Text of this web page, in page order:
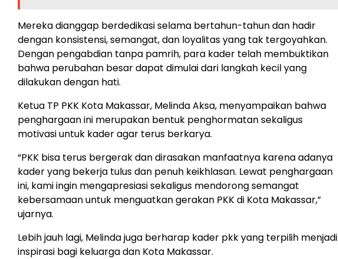
Mereka dianggap berdedikasi selama bertahun-tahun dan hadir
dengan konsistensi, semangat, dan loyalitas yang tak tergoyahkan.
Dengan pengabdian tanpa pamrih, para kader telah membuktikan
bahwa perubahan besar dapat dimulai dari langkah kecil yang
dilakukan dengan hati.
Ketua TP PKK Kota Makassar, Melinda Aksa, menyampaikan bahwa
penghargaan ini merupakan bentuk penghormatan sekaligus
motivasi untuk kader agar terus berkarya.
“PKK bisa terus bergerak dan dirasakan manfaatnya karena adanya
kader yang bekerja tulus dan penuh keikhlasan. Lewat penghargaan
ini, kami ingin mengapresiasi sekaligus mendorong semangat
kebersamaan untuk menguatkan gerakan PKK di Kota Makassar,”
ujarnya.
Lebih jauh lagi, Melinda juga berharap kader pkk yang terpilih menjadi
inspirasi bagi keluarga dan Kota Makassar.